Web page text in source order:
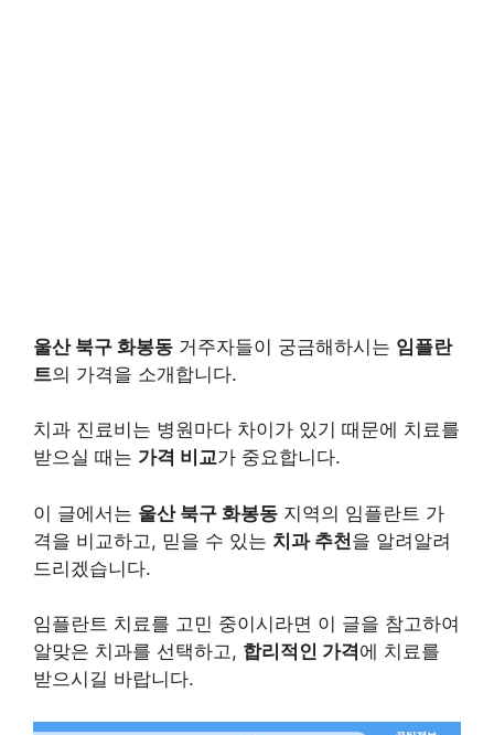
울산 북구 화봉동 거주자들이 궁금해하시는 임플란
트의 가격을 소개합니다.
치과 진료비는 병원마다 차이가 있기 때문에 치료를
받으실 때는 가격 비교가 중요합니다.
이 글에서는 울산 북구 화봉동 지역의 임플란트 가
격을 비교하고, 믿을 수 있는 치과 추천을 알려알려
드리겠습니다.
임플란트 치료를 고민 중이시라면 이 글을 참고하여
알맞은 치과를 선택하고, 합리적인 가격에 치료를
받으시길 바랍니다.